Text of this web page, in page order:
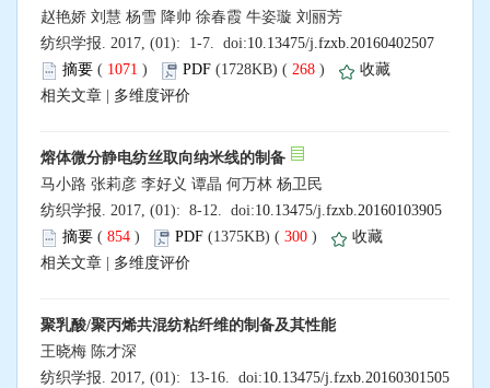
赵艳娇 刘慧 杨雪 降帅 徐春霞 牛姿璇 刘丽芳
纺织学报. 2017, (01): 1-7. doi:10.13475/j.fzxb.20160402507
摘要 ( 1071 ) PDF (1728KB) ( 268 )
收藏
相关文章
多维度评价
熔体微分静电纺丝取向纳米线的制备
马小路 张莉彦 李好义 谭晶 何万林 杨卫民
纺织学报. 2017, (01): 8-12. doi:10.13475/j.fzxb.20160103905
摘要 ( 854 ) PDF (1375KB) ( 300 )
收藏
相关文章
多维度评价
聚乳酸/聚丙烯共混纺粘纤维的制备及其性能
王晓梅 陈才深
纺织学报. 2017, (01): 13-16. doi:10.13475/j.fzxb.20160301505